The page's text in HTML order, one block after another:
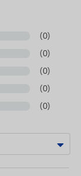
(0)
(0)
(0)
(0)
(0)